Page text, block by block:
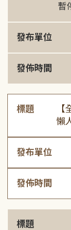
暫
發布單位
發佈時間
標題
懶
發布單位
發佈時間
標題